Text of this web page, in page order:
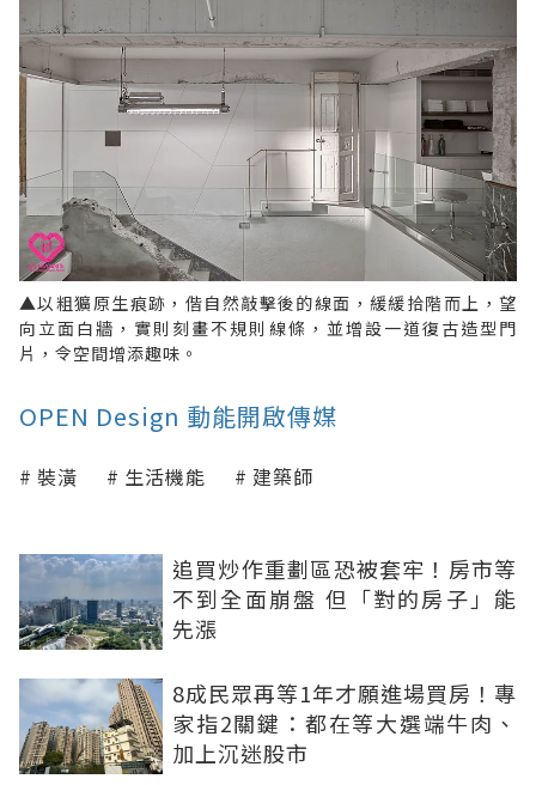
▲以粗獷原生痕跡，偕自然敲擊後的線面，緩緩拾階而上，望
向立面白牆，實則刻畫不規則線條，並增設一道復古造型門
片，令空間增添趣味。
OPEN Design 動能開啟傳媒
裝潢 生活機能 建築師
追買炒作重劃區恐被套牢！房市等
不到全面崩盤 但「對的房子」能
先漲
8成民眾再等1年才願進場買房！專
家指2關鍵：都在等大選端牛肉、
加上沉迷股市